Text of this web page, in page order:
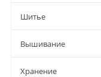
Шитье
Вышивание
Хранение